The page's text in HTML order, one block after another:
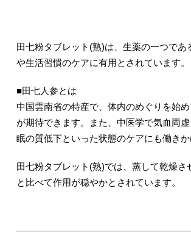
田七粉タブレット(熟)は、生薬の一つで
や生活習慣のケアに有用とされています。
■田七人参とは
中国雲南省の特産で、体内のめぐりを始
が期待できます。また、中医学で気血両
眠の質低下といった状態のケアにも働きか
田七粉タブレット(熟)では、蒸して乾燥
と比べて作用が穏やかとされています。